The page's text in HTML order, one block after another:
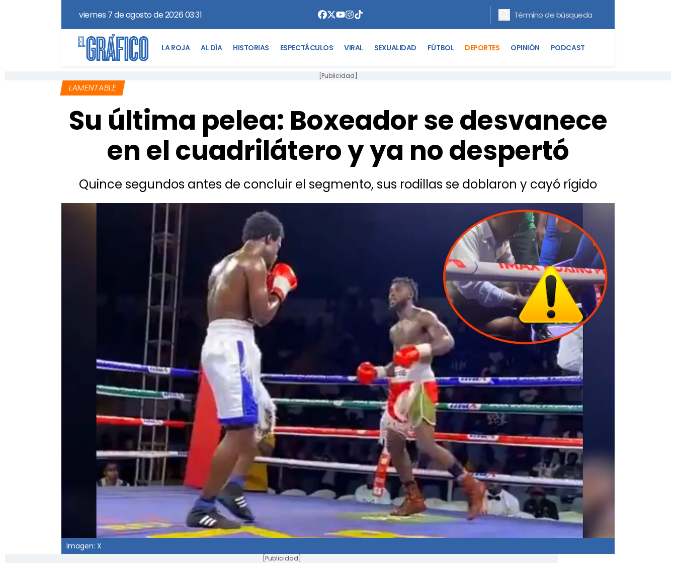
viernes 7 de agosto de 2026 03:31
LA ROJA AL DÍA HISTORIAS ESPECTÁCULOS VIRAL SEXUALIDAD FÚTBOL DEPORTES OPINIÓN PODCAST
[Publicidad]
LAMENTABLE
Su última pelea: Boxeador se desvanece
en el cuadrilátero y ya no despertó
Quince segundos antes de concluir el segmento, sus rodillas se doblaron y cayó rígido
Imagen: X
[Publicidad]